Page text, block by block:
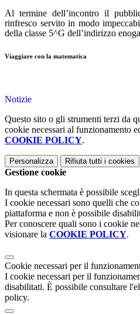
Al termine dell’incontro il
rinfresco servito in modo
della classe 5^G dell’indirizzo
Viaggiare con la matematica
Notizie
Questo sito o gli strumenti terzi da
cookie necessari al funzionamento
COOKIE POLICY.
Personalizza Rifiuta tutti i cookies
Gestione cookie
In questa schermata è possibile
I cookie necessari sono quelli che
piattaforma e non è possibile
Per conoscere quali sono i cookie
visionare la COOKIE POLICY.
Cookie necessari per il
I cookie necessari per il
disabilitati. È possibile consultare
policy.